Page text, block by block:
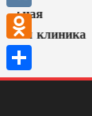
клиника
VK
Odnoklassniki
Отправить